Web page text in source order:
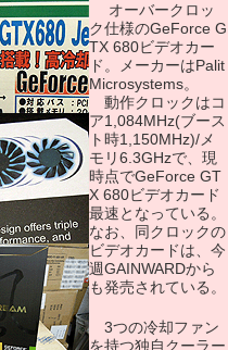
オーバークロッ
ク仕様のGeForce G
TX 680ビデオカー
ド。メーカーはPalit
Microsystems。
動作クロックはコ
ア1,084MHz(ブース
ト時1,150MHz)/メ
モリ6.3GHzで、現
時点でGeForce GT
X 680ビデオカード
最速となっている。
なお、同クロックの
ビデオカードは、今
週GAINWARDから
も発売されている。
3つの冷却ファン
を持つ独自クーラー